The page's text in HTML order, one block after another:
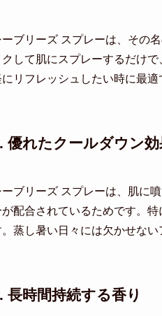
ーブリーズ スプレーは、その
クして肌にスプレーするだけ
リフレッシュしたい時に最適
優れたクールダウン効
ーブリーズ スプレーは、肌に
が配合されているためです。
蒸し暑い日々には欠かせない
長時間持続する香り